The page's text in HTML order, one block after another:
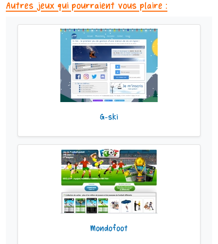
Autres jeux qui pourraient vous plaire :
G-ski
Mondofoot